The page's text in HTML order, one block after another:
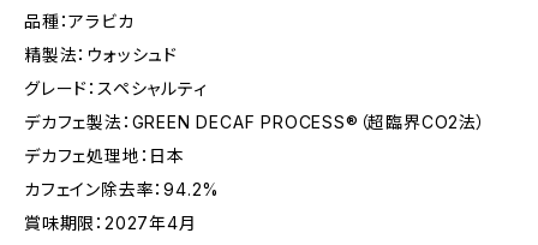
品種：アラビカ
精製法：ウォッシュド
グレード：スペシャルティ
デカフェ製法：GREEN DECAF PROCESS®（超臨界CO2法）
デカフェ処理地：日本
カフェイン除去率：94.2%
賞味期限：2027年4月